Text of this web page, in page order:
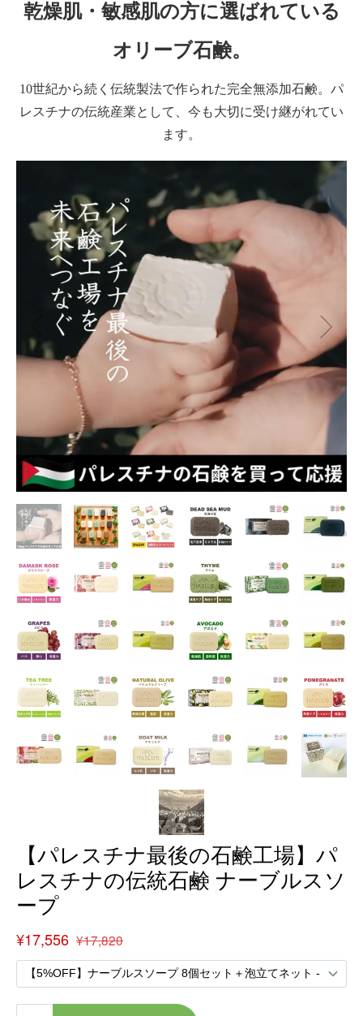
乾燥肌・敏感肌の方に選ばれている
オリーブ石鹸。
10世紀から続く伝統製法で作られた完全無添加石鹸。パ
レスチナの伝統産業として、今も大切に受け継がれてい
ます。